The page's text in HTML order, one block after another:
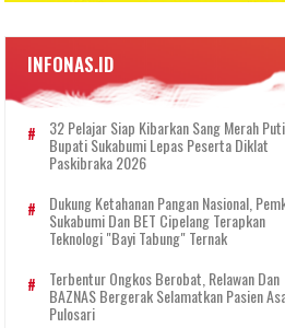
INFONAS.ID
32 Pelajar Siap Kibarkan Sang Merah
Bupati Sukabumi Lepas Peserta Diklat
Paskibraka 2026
Dukung Ketahanan Pangan Nasional,
Sukabumi Dan BET Cipelang Terapkan
Teknologi "Bayi Tabung" Ternak
Terbentur Ongkos Berobat, Relawan Dan
BAZNAS Bergerak Selamatkan Pasien
Pulosari